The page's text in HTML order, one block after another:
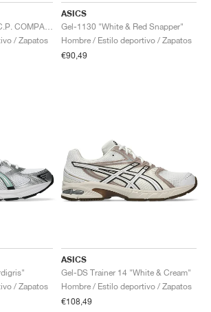
/ Zapatos
ASICS
Gel-1130 "White & Red Snapper"
Hombre / Estilo deportivo / Zapatos
€90,49
/ Zapatos
ASICS
Gel-DS Trainer 14 "White & Cream"
Hombre / Estilo deportivo / Zapatos
€108,49